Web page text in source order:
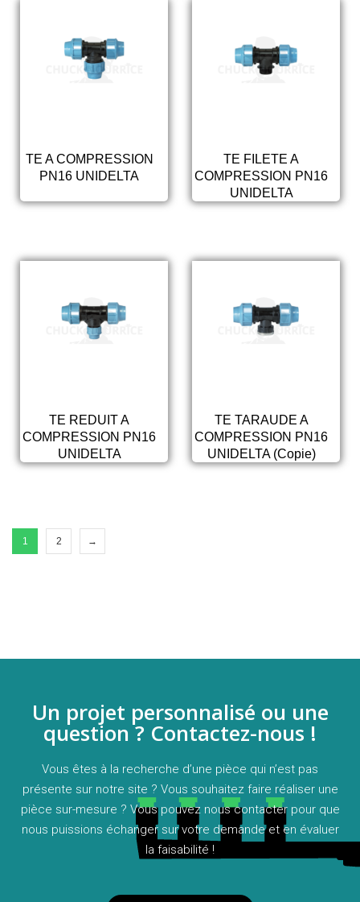
TE A COMPRESSION
PN16 UNIDELTA
TE FILETE A
COMPRESSION PN16
UNIDELTA
TE REDUIT A
COMPRESSION PN16
UNIDELTA
TE TARAUDE A
COMPRESSION PN16
UNIDELTA (Copie)
1 2 →
Un projet personnalisé ou une
question ? Contactez-nous !
Vous êtes à la recherche d’une pièce qui n’est pas
présente sur notre site ? Vous souhaitez faire réaliser une
pièce sur-mesure ? Vous pouvez nous contacter pour que
nous puissions échanger sur votre demande et en évaluer
la faisabilité !